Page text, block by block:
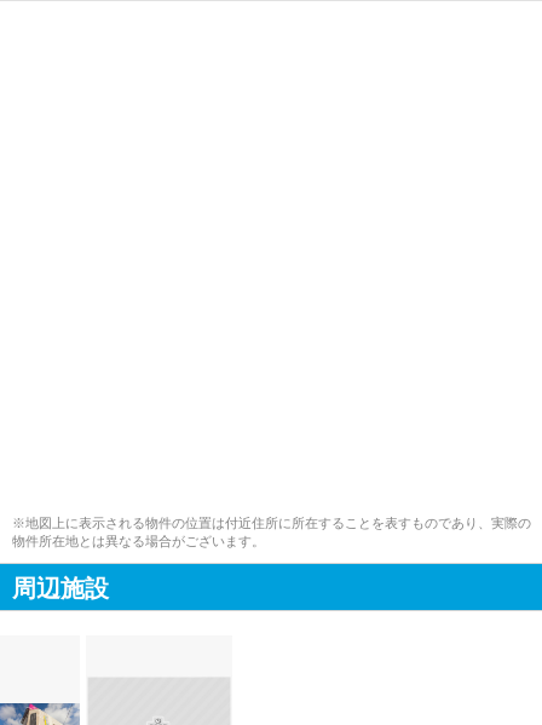
※地図上に表示される物件の位置は付近住所に所在することを表すものであり、実際の
物件所在地とは異なる場合がございます。
周辺施設